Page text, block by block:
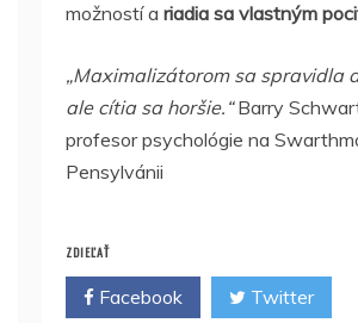
možností a riadia sa vlastným
„Maximalizátorom sa spravidla
ale cítia sa horšie. “ Barry
profesor psychológie na
Pensylvánii
ZDIEĽAŤ
Facebook Twitter